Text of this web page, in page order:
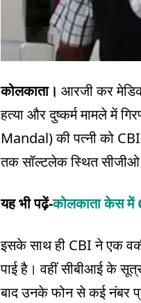
कोलकाता। आरजी कर
हत्या और दुष्कर्म मामले में
Mandal) की पत्नी को
तक सॉल्टलेक स्थित सीजीओ
यह भी पढ़ें-कोलकाता केस में
इसके साथ ही CBI ने एक
पाई है। वहीं सीबीआई के
बाद उनके फोन से कई नंबर